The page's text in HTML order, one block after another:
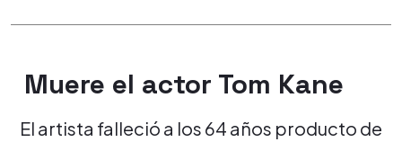
Muere el actor Tom Kane
El artista falleció a los 64 años producto de